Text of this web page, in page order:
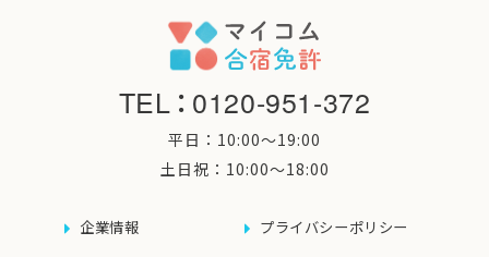
TEL：0120-951-372
平日：10:00〜19:00
土日祝：10:00〜18:00
企業情報 プライバシーポリシー